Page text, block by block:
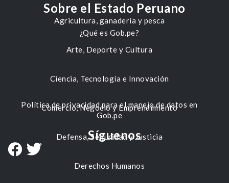
Agricultura, ganadería y pesca
Arte, Deporte y Cultura
Ciencia, Tecnología e Innovación
Comercio, Negocio y Emprendimiento
Defensa, Seguridad y Justicia
Derechos Humanos
Sobre el Estado Peruano
¿Qué es Gob.pe?
Política de privacidad para el manejo de datos en
Gob.pe
Síguenos